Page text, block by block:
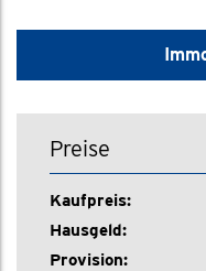
Preise
Kaufpreis:
Hausgeld:
Provision: